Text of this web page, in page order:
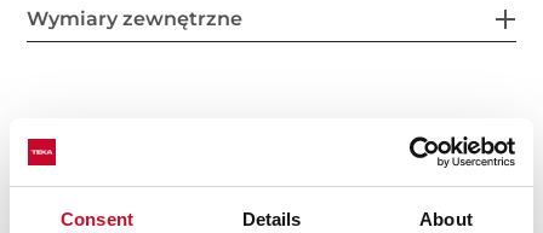
Consent Details About
Wymiary zewnętrzne
Komora główna